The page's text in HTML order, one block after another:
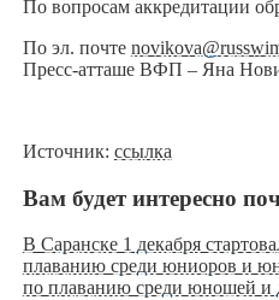
По вопросам аккредитации
По эл. почте
Пресс-атташе ВФП – Яна
Источник: ссылка
Вам будет интересно
В Саранске 1 декабря
плаванию среди юниоров и
по плаванию среди юношей и